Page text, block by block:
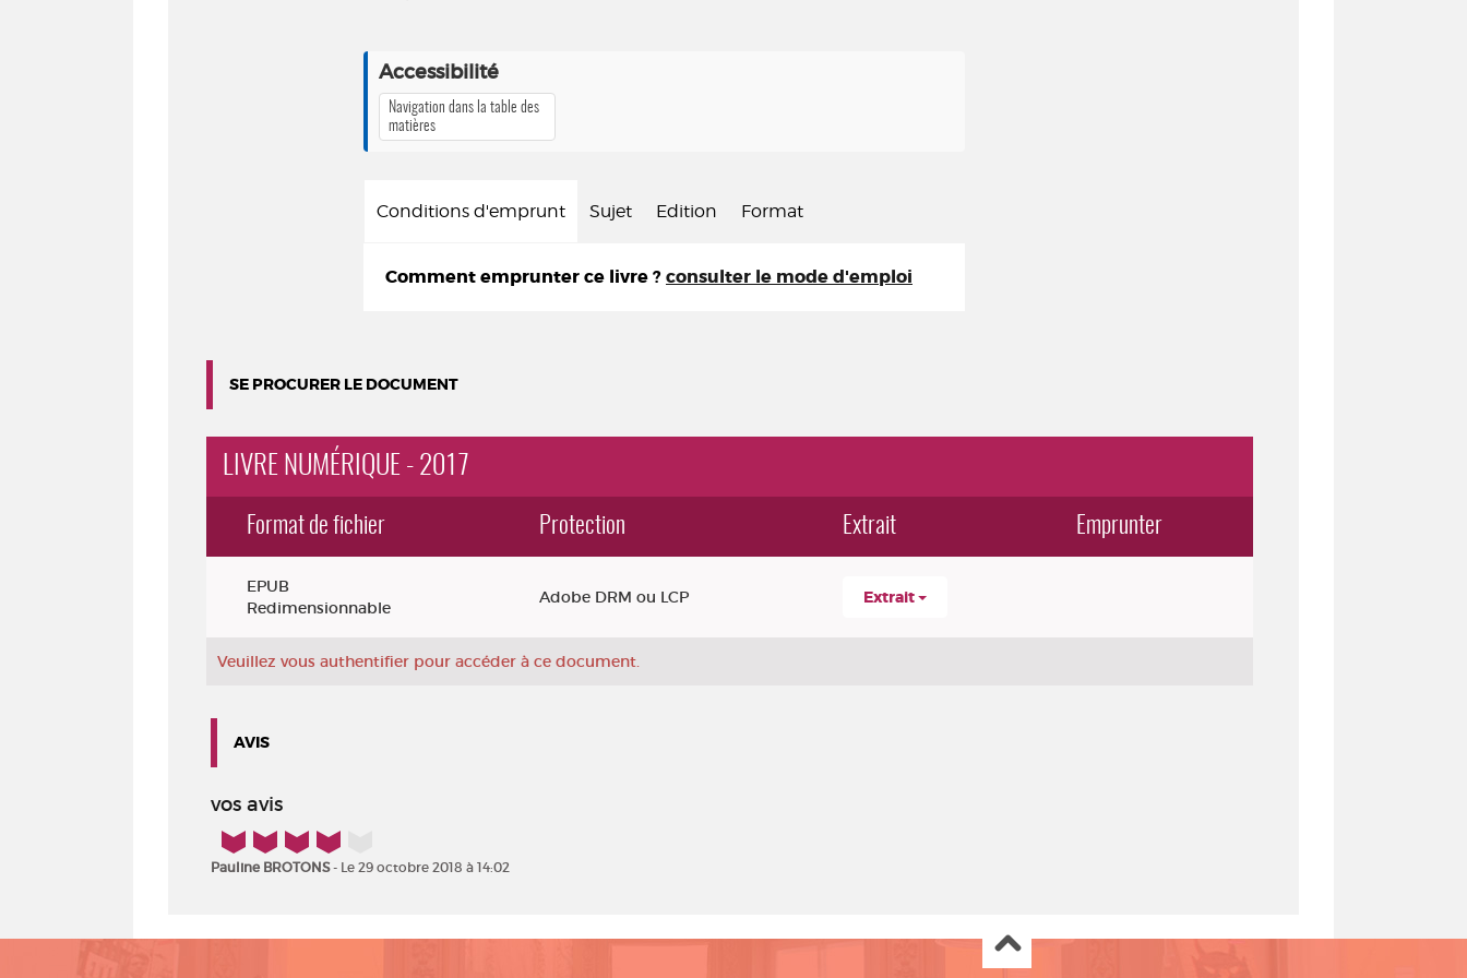
Accessibilité
Navigation dans la table des
matières
Conditions d'emprunt Sujet Edition Format
Comment emprunter ce livre ? consulter le mode d'emploi
SE PROCURER LE DOCUMENT
LIVRE NUMÉRIQUE - 2017
Format de fichier Protection Extrait Emprunter
EPUB
Redimensionnable
Adobe DRM ou LCP Extrait
Veuillez vous authentifier pour accéder à ce document.
AVIS
vos avis
4/5
Pauline BROTONS- Le 29 octobre 2018 à 14:02